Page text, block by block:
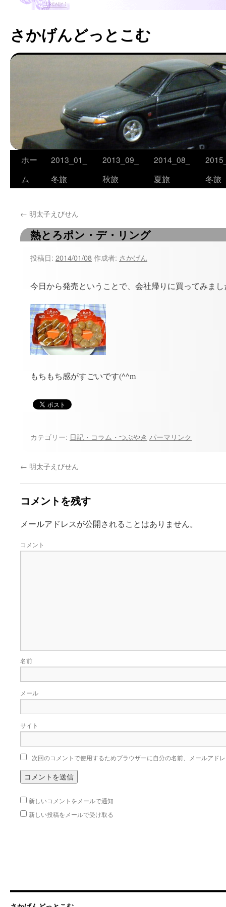
さかげんどっとこむ
コ
ン
ツ
ホー
ム
2013_01_
冬旅
2013_09_
秋旅
2014_08_
夏旅
冬旅
← 明太子えびせん
熱とろポン・デ・リング
投稿日: 2014/01/08作成者: さかげん
今日から発売ということで、会社帰りに買ってみまし
もちもち感がすごいです(^^m
カテゴリー: 日記・コラム・つぶやき パーマリンク
← 明太子えびせん
コメントを残す
メールアドレスが公開されることはありません。
コメント
名前
メール
サイト
次回のコメントで使用するためブラウザーに自分の名前、メールアド
新しいコメントをメールで通知
新しい投稿をメールで受け取る